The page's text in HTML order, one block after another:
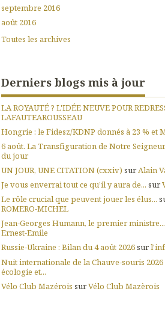
septembre 2016
août 2016
Toutes les archives
Derniers blogs mis à jour
LA ROYAUTÉ ? L'IDÉE NEUVE POUR
LAFAUTEAROUSSEAU
Hongrie : le Fidesz/KDNP donnés à 23 % et
6 août. La Transfiguration de Notre
du jour
UN JOUR, UNE CITATION (cxxiv) surAlain
Je vous enverrai tout ce qu’il y aura de... sur
Le rôle crucial que peuvent jouer les élus...
ROMERO-MICHEL
Jean-Georges Humann, le premier ministre...
Ernest-Emile
Russie-Ukraine : Bilan du 4 août 2026sur
Nuit internationale de la Chauve-souris 2026
écologie et...
Vélo Club Mazérois surVélo Club Mazèrois